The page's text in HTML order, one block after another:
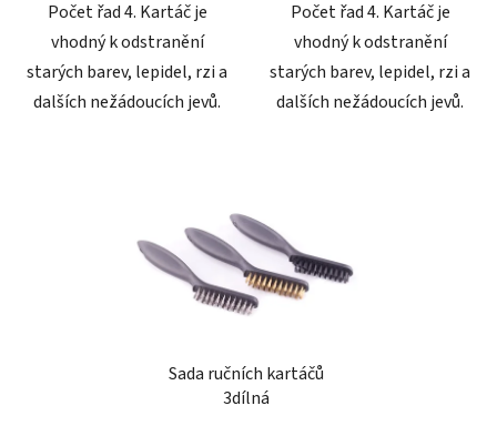
Počet řad 4. Kartáč je
vhodný k odstranění
starých barev, lepidel, rzi a
dalších nežádoucích jevů.
Počet řad 4. Kartáč je
vhodný k odstranění
starých barev, lepidel, rzi a
dalších nežádoucích jevů.
Sada ručních kartáčů
3dílná